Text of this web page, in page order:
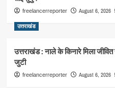
freelancerreporter August 6, 2026
उत्तराखंड
उत्तराखंड : नाले के किनारे मिला
जुटी
freelancerreporter August 6, 2026